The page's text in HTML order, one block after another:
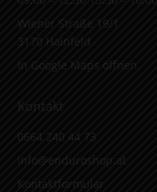
Wiener Straße 19/1
3170 Hainfeld
In Google Maps öffnen.
Kontakt
0664 240 44 73
info@enduroshop.at
Kontaktformular